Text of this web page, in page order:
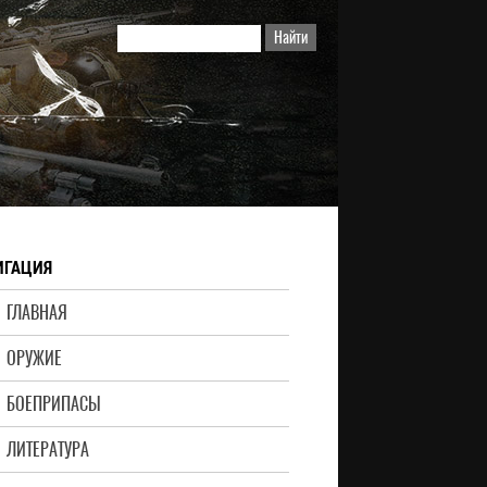
ГЛАВНАЯ
ОРУЖИЕ
БОЕПРИПАСЫ
ЛИТЕРАТУРА